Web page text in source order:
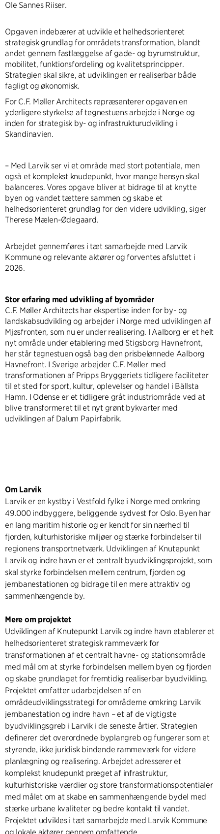
Ole Sannes Riiser.
Opgaven indebærer at udvikle et helhedsorienteret
strategisk grundlag for områdets transformation, blandt
andet gennem fastlæggelse af gade- og byrumstruktur,
mobilitet, funktionsfordeling og kvalitetsprincipper.
Strategien skal sikre, at udviklingen er realiserbar både
fagligt og økonomisk.
For C.F. Møller Architects repræsenterer opgaven en
yderligere styrkelse af tegnestuens arbejde i Norge og
inden for strategisk by- og infrastrukturudvikling i
Skandinavien.
– Med Larvik ser vi et område med stort potentiale, men
også et komplekst knudepunkt, hvor mange hensyn skal
balanceres. Vores opgave bliver at bidrage til at knytte
byen og vandet tættere sammen og skabe et
helhedsorienteret grundlag for den videre udvikling, siger
Therese Mælen-Ødegaard.
Arbejdet gennemføres i tæt samarbejde med Larvik
Kommune og relevante aktører og forventes afsluttet i
2026.
Stor erfaring med udvikling af byområder
C.F. Møller Architects har ekspertise inden for by- og
landskabsudvikling og arbejder i Norge med udviklingen af
Mjøsfronten, som nu er under realisering. I Aalborg er et helt
nyt område under etablering med Stigsborg Havnefront,
her står tegnestuen også bag den prisbelønnede Aalborg
Havnefront. I Sverige arbejder C.F. Møller med
transformationen af Pripps Bryggeriets tidligere faciliteter
til et sted for sport, kultur, oplevelser og handel i Bällsta
Hamn. I Odense er et tidligere gråt industriområde ved at
blive transformeret til et nyt grønt bykvarter med
udviklingen af Dalum Papirfabrik.
Om Larvik
Larvik er en kystby i Vestfold fylke i Norge med omkring
49.000 indbyggere, beliggende sydvest for Oslo. Byen har
en lang maritim historie og er kendt for sin nærhed til
fjorden, kulturhistoriske miljøer og stærke forbindelser til
regionens transportnetværk. Udviklingen af Knutepunkt
Larvik og indre havn er et centralt byudviklingsprojekt, som
skal styrke forbindelsen mellem centrum, fjorden og
jernbanestationen og bidrage til en mere attraktiv og
sammenhængende by.
Mere om projektet
Udviklingen af Knutepunkt Larvik og indre havn etablerer et
helhedsorienteret strategisk rammeværk for
transformationen af et centralt havne- og stationsområde
med mål om at styrke forbindelsen mellem byen og fjorden
og skabe grundlaget for fremtidig realiserbar byudvikling.
Projektet omfatter udarbejdelsen af en
områdeudviklingsstrategi for områderne omkring Larvik
jernbanestation og indre havn – et af de vigtigste
byudviklingsgreb i Larvik i de seneste årtier. Strategien
definerer det overordnede byplangreb og fungerer som et
styrende, ikke juridisk bindende rammeværk for videre
planlægning og realisering. Arbejdet adresserer et
komplekst knudepunkt præget af infrastruktur,
kulturhistoriske værdier og store transformationspotentialer
med målet om at skabe en sammenhængende bydel med
stærke urbane kvaliteter og bedre kontakt til vandet.
Projektet udvikles i tæt samarbejde med Larvik Kommune